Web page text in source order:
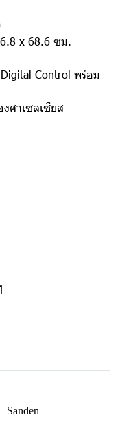
x 68.6 ซม.
Control พร้อม
ศาเซลเซียส
Sanden